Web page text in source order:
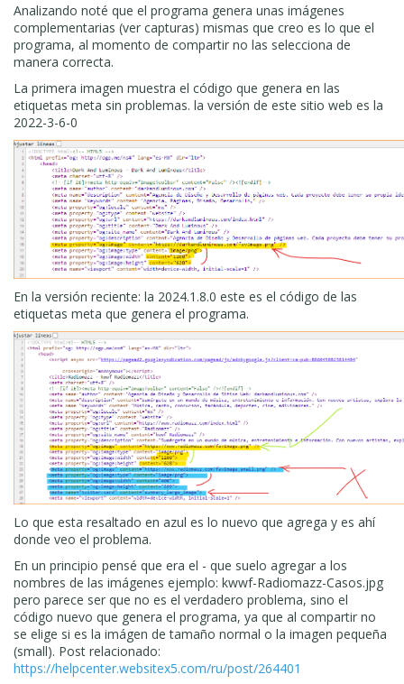
Analizando noté que el programa genera unas imágenes
complementarias (ver capturas) mismas que creo es lo que el
programa, al momento de compartir no las selecciona de
manera correcta.
La primera imagen muestra el código que genera en las
etiquetas meta sin problemas. la versión de este sitio web es la
2022-3-6-0
En la versión reciente: la 2024.1.8.0 este es el código de las
etiquetas meta que genera el programa.
Lo que esta resaltado en azul es lo nuevo que agrega y es ahí
donde veo el problema.
En un principio pensé que era el - que suelo agregar a los
nombres de las imágenes ejemplo: kwwf-Radiomazz-Casos.jpg
pero parece ser que no es el verdadero problema, sino el
código nuevo que genera el programa, ya que al compartir no
se elige si es la imágen de tamaño normal o la imagen pequeña
(small). Post relacionado:
https://helpcenter.websitex5.com/ru/post/264401